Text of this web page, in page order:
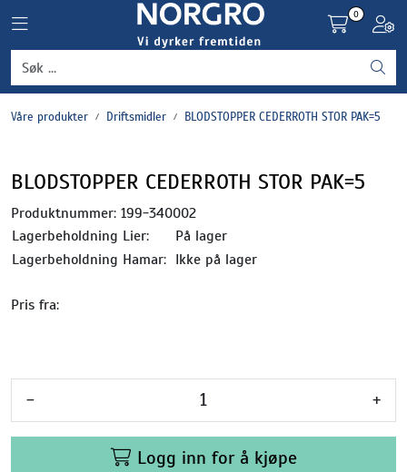
Toggle navigation
0
Våre produkter Driftsmidler BLODSTOPPER CEDERROTH STOR PAK=5
BLODSTOPPER CEDERROTH STOR PAK=5
Produktnummer: 199-340002
Lagerbeholdning Lier:
På lager
Lagerbeholdning Hamar: Ikke på lager
Pris fra:
- +
Logg inn for å kjøpe
Grønnsaker
Settepotet og setteløk
Frukt og bær